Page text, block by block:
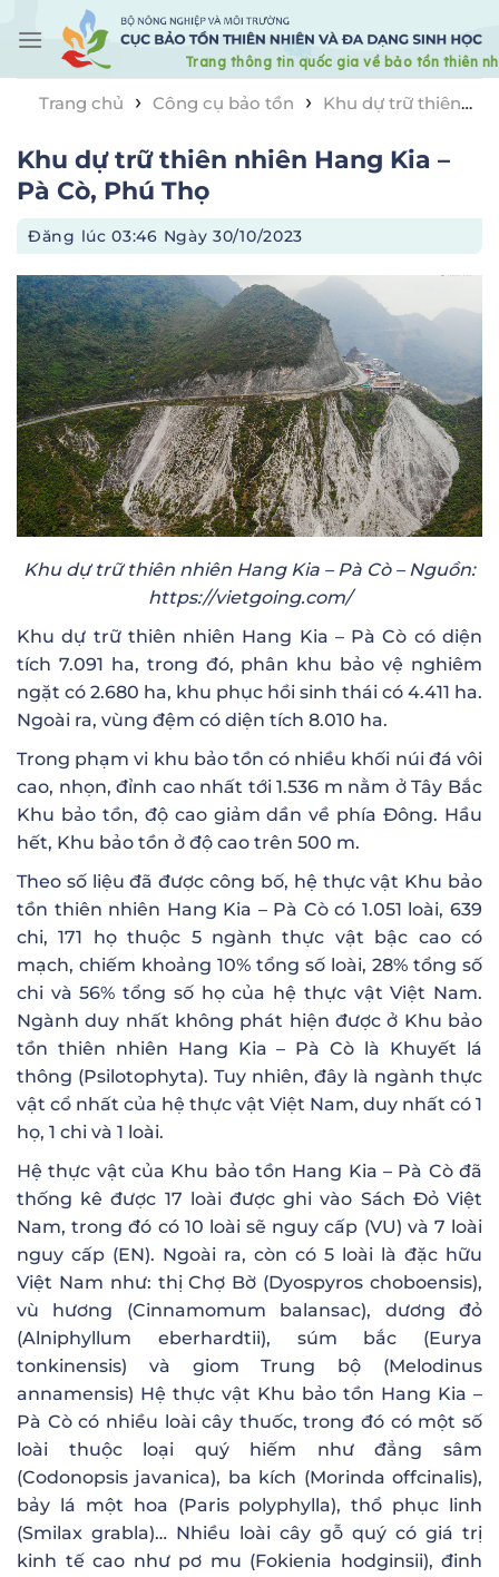
content
Trang chủ
› Công cụ bảo tồn ›
Khu dự trữ thiên
Thọ
Khu dự trữ thiên nhiên Hang Kia –
Pà Cò, Phú Thọ
Đăng lúc03:46 Ngày 30/10/2023
Khu dự trữ thiên nhiên Hang Kia – Pà Cò – Nguồn:
https://vietgoing.com/
Khu dự trữ thiên nhiên Hang Kia – Pà Cò có diện
tích 7.091 ha, trong đó, phân khu bảo vệ nghiêm
ngặt có 2.680 ha, khu phục hồi sinh thái có 4.411 ha.
Ngoài ra, vùng đệm có diện tích 8.010 ha.
Trong phạm vi khu bảo tồn có nhiều khối núi đá vôi
cao, nhọn, đỉnh cao nhất tới 1.536 m nằm ở Tây Bắc
Khu bảo tồn, độ cao giảm dần về phía Đông. Hầu
hết, Khu bảo tồn ở độ cao trên 500 m.
Theo số liệu đã được công bố, hệ thực vật Khu bảo
tồn thiên nhiên Hang Kia – Pà Cò có 1.051 loài, 639
chi, 171 họ thuộc 5 ngành thực vật bậc cao có
mạch, chiếm khoảng 10% tổng số loài, 28% tổng số
chi và 56% tổng số họ của hệ thực vật Việt Nam.
Ngành duy nhất không phát hiện được ở Khu bảo
tồn thiên nhiên Hang Kia – Pà Cò là Khuyết lá
thông (Psilotophyta). Tuy nhiên, đây là ngành thực
vật cổ nhất của hệ thực vật Việt Nam, duy nhất có 1
họ, 1 chi và 1 loài.
Hệ thực vật của Khu bảo tồn Hang Kia – Pà Cò đã
thống kê được 17 loài được ghi vào Sách Đỏ Việt
Nam, trong đó có 10 loài sẽ nguy cấp (VU) và 7 loài
nguy cấp (EN). Ngoài ra, còn có 5 loài là đặc hữu
Việt Nam như: thị Chợ Bờ (Dyospyros choboensis),
vù hương (Cinnamomum balansac), dương đỏ
(Alniphyllum eberhardtii), súm bắc (Eurya
tonkinensis) và giom Trung bộ (Melodinus
annamensis) Hệ thực vật Khu bảo tồn Hang Kia –
Pà Cò có nhiều loài cây thuốc, trong đó có một số
loài thuộc loại quý hiếm như đẳng sâm
(Codonopsis javanica), ba kích (Morinda offcinalis),
bảy lá một hoa (Paris polyphylla), thổ phục linh
(Smilax grabla)… Nhiều loài cây gỗ quý có giá trị
kinh tế cao như pơ mu (Fokienia hodginsii), đinh